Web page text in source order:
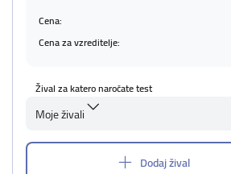
Cena:
Cena za vzreditelje:
Žival za katero naročate test
Moje živali
Dodaj žival